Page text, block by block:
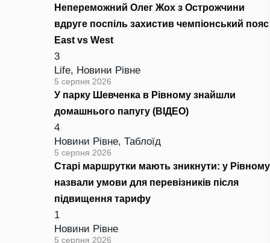
Непереможний Олег Жох з Острожчини
вдруге поспіль захистив чемпіонський пояс
East vs West
3
Life, Новини Рівне
5 серпня 2026
У парку Шевченка в Рівному знайшли
домашнього папугу (ВІДЕО)
4
Новини Рівне, Таблоїд
5 серпня 2026
Старі маршрутки мають зникнути: у Рівному
назвали умови для перевізників після
підвищення тарифу
1
Новини Рівне
5 серпня 2026